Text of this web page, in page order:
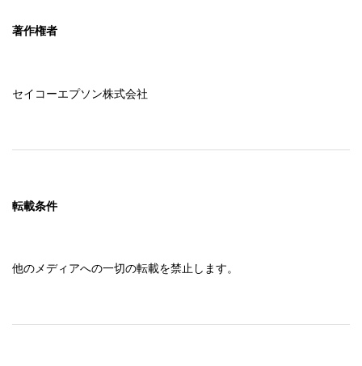
著作権者
セイコーエプソン株式会社
転載条件
他のメディアへの一切の転載を禁止します。